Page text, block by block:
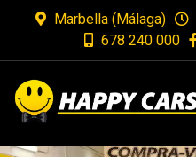
Marbella (Málaga)
678 240 000